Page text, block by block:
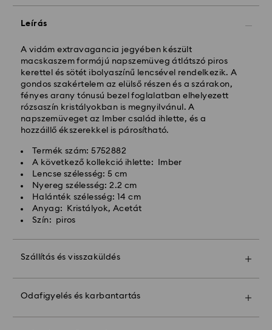
Leírás
A vidám extravagancia jegyében készült
macskaszem formájú napszemüveg átlátszó piros
kerettel és sötét ibolyaszínű lencsével rendelkezik. A
gondos szakértelem az elülső részen és a szárakon,
fényes arany tónusú bezel foglalatban elhelyezett
rózsaszín kristályokban is megnyilvánul. A
napszemüveget az Imber család ihlette, és a
hozzáillő ékszerekkel is párosítható.
Termék szám: 5752882
A következő kollekció ihlette: Imber
Lencse szélesség: 5 cm
Nyereg szélesség: 2.2 cm
Halánték szélesség: 14 cm
Anyag: Kristályok, Acetát
Szín: piros
Szállítás és visszaküldés
szállítjuk ki.
és a szállítás után
Hagyományos kiszállítási költség: HUF 2'000
Ingyenes kiszállítás a rendelések felett: HUF 39 960
Expressz kiszállítási - FedEx
A hétfőtől péntekig, CET 14:30 óráig leadott
megrendeléseket még aznap feldolgozzuk és
kiszállítjuk.
Expressz szállítási idő: 1 munkanap a feldolgozás és a
szállítás után
Expressz szállítási költség: HUF 7'200
A Swarovski nem szállít postafiókokba vagy APO-
A Crystal Myriad, Licensed-in és Creators Lab
termékek, kérjük, vegye figyelembe, hogy a csomag
mailben értesítjük Önt.
Odafigyelés és karbantartás
Még egy személyes üzenetet is hozzáadhat.